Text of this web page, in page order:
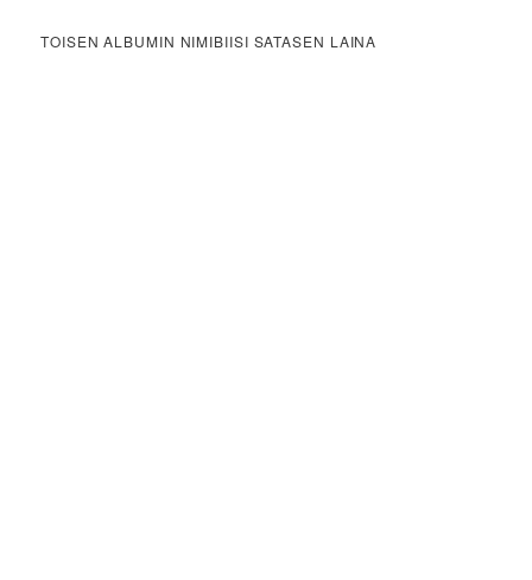
TOISEN ALBUMIN NIMIBIISI SATASEN LAINA